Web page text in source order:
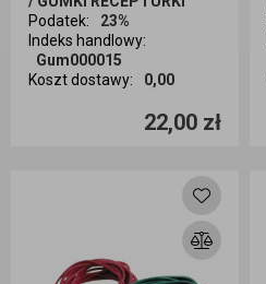
Podatek:
23%
Indeks handlowy:
Gum000015
Koszt dostawy: 0,00
22,00 zł
Ilość sztuk